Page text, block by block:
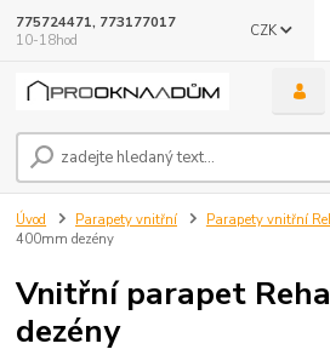
CZK
775724471, 773177017
10-18hod
Úvod Parapety vnitřní Parapety vnitřní
400mm dezény
Vnitřní parapet
dezény